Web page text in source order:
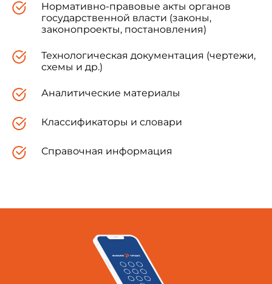
Нормативно-правовые акты органов
государственной власти (законы,
законопроекты, постановления)
Технологическая документация (чертежи,
схемы и др.)
Аналитические материалы
Классификаторы и словари
Справочная информация